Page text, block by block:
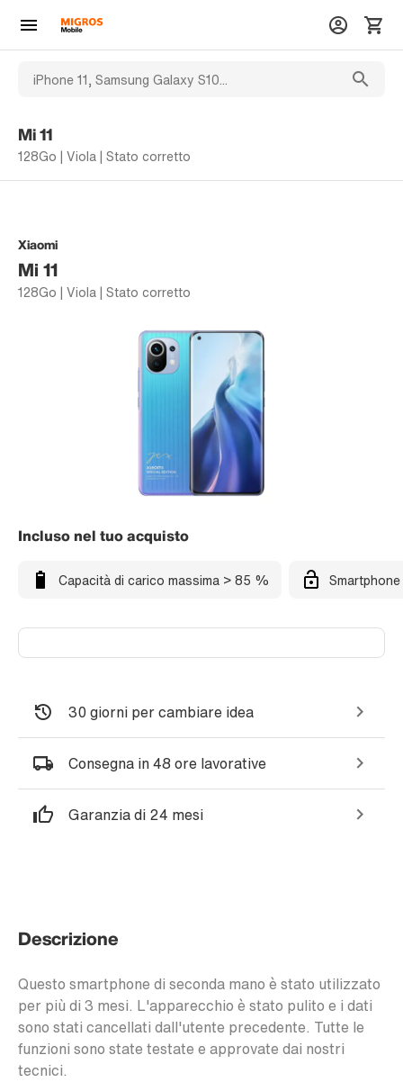
Mi 11
128Go | Viola | Stato corretto
Xiaomi
Mi 11
128Go | Viola | Stato corretto
Incluso nel tuo acquisto
Capacità di carico massima > 85 %
30 giorni per cambiare idea
Consegna in 48 ore lavorative
Garanzia di 24 mesi
Descrizione
Questo smartphone di seconda mano è stato utilizzato
per più di 3 mesi. L'apparecchio è stato pulito e i dati
sono stati cancellati dall'utente precedente. Tutte le
funzioni sono state testate e approvate dai nostri
tecnici.